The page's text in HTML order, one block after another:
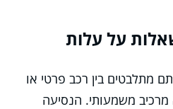
מתלבטים בין רכב פרטי או
מרכיב משמעותי. הנסיעה